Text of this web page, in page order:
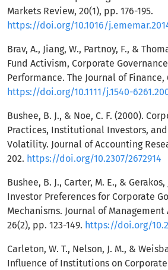
Markets Review, 20(1), pp. 176-195.
https://doi.org/10.1016/
Brav, A., Jiang, W., Partnoy, F., &
Fund Activism, Corporate
Performance. The Journal of Finance,
https://doi.org/10.1111/j.1540-
Bushee, B. J., & Noe, C. F. (2000).
Practices, Institutional Investors,
Volatility. Journal of Accounting
202. https://doi.org/10.2307/2672914
Bushee, B. J., Carter, M. E., &
Investor Preferences for Corporate
Mechanisms. Journal of Management
26(2), pp. 123-149. https://doi.org/
Carleton, W. T., Nelson, J. M., &
Influence of Institutions on